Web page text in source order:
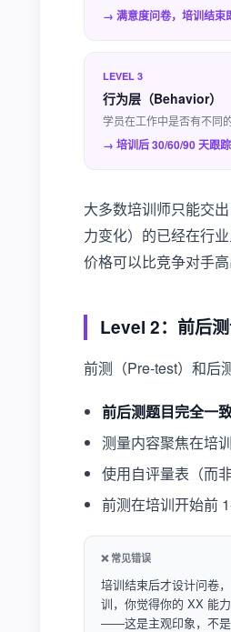
→ 满意度问卷，培训结束
LEVEL 3
行为层（Behavior）
学员在工作中是否有不同
→ 培训后 30/60/90 天跟
大多数培训师只能交
力变化）的已经在行
价格可以比竞争对手高
Level 2：前后
前测（Pre-test）和后
前后测题目完全一
测量内容聚焦在培
使用自评量表（而
前测在培训开始前
❌ 常见错误
培训结束后才设计问卷
训，你觉得你的 XX 能力
——这是主观印象，不是